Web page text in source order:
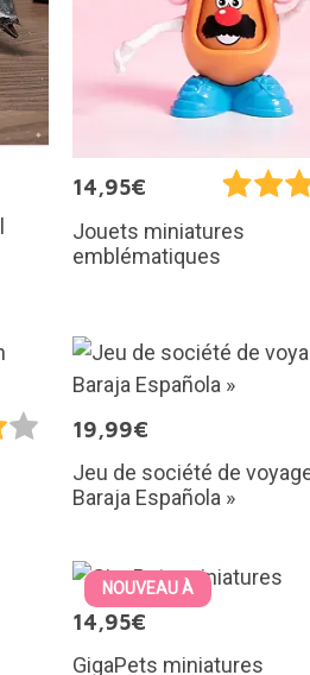
14,95€
Jouets miniatures
emblématiques
19,99€
Jeu de société de
Baraja Española »
NOUVEAU À
14,95€
GigaPets miniatures